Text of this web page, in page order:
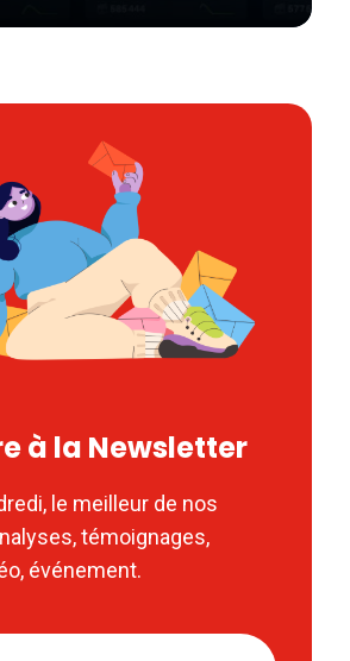
à la Newsletter
le meilleur de nos
témoignages,
événement.